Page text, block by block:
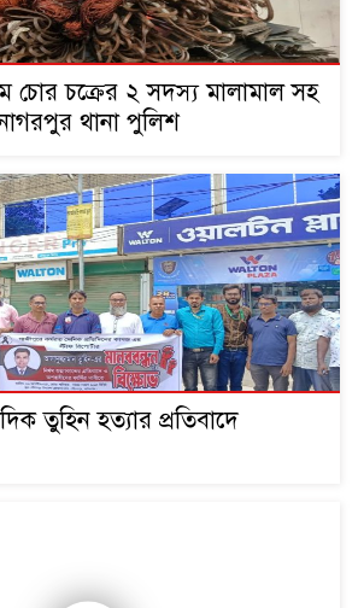
চোর চক্রের ২ সদস্য মালামাল সহ
থানা পুলিশ
তুহিন হত্যার প্রতিবাদে